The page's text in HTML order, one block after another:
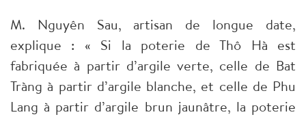
M. Nguyên Sau, artisan de longue date,
explique : « Si la poterie de Thô Hà est
fabriquée à partir d’argile verte, celle de Bat
Tràng à partir d’argile blanche, et celle de Phu
Lang à partir d’argile brun jaunâtre, la poterie